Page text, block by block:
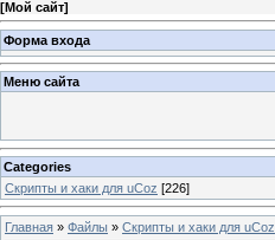
[Мой сайт]
Форма входа
Меню сайта
Categories
Скрипты и хаки для uCoz [226]
Главная » Файлы » Скрипты и хаки для uCoz